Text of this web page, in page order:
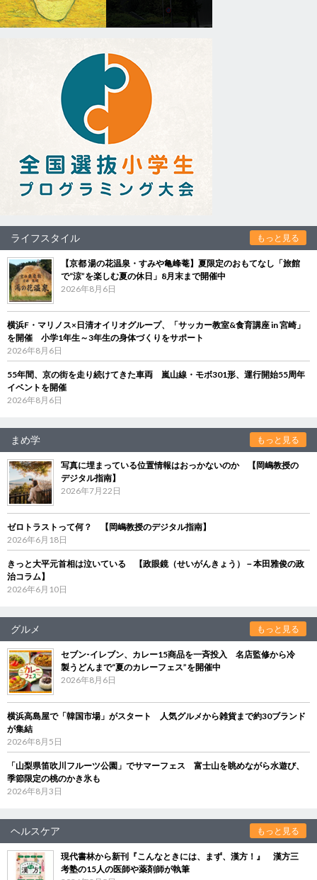
ライフスタイル もっと見る
【京都 湯の花温泉・すみや亀峰菴】夏限定のおもてなし「旅館
で“涼”を楽しむ夏の休日」8月末まで開催中
2026年8月6日
横浜F・マリノス×日清オイリオグループ、「サッカー教室&食育講座 in 宮崎」
を開催 小学1年生～3年生の身体づくりをサポート
2026年8月6日
55年間、京の街を走り続けてきた車両 嵐山線・モボ301形、運行開始55周年
イベントを開催
2026年8月6日
まめ学 もっと見る
写真に埋まっている位置情報はおっかないのか 【岡嶋教授の
デジタル指南】
2026年7月22日
ゼロトラストって何？ 【岡嶋教授のデジタル指南】
2026年6月18日
きっと大平元首相は泣いている 【政眼鏡（せいがんきょう）－本田雅俊の政
治コラム】
2026年6月10日
グルメ もっと見る
セブン‐イレブン、カレー15商品を一斉投入 名店監修から冷
製うどんまで“夏のカレーフェス”を開催中
2026年8月6日
横浜高島屋で「韓国市場」がスタート 人気グルメから雑貨まで約30ブランド
が集結
2026年8月5日
「山梨県笛吹川フルーツ公園」でサマーフェス 富士山を眺めながら水遊び、
季節限定の桃のかき氷も
2026年8月3日
ヘルスケア もっと見る
現代書林から新刊『こんなときには、まず、漢方！』 漢方三
考塾の15人の医師や薬剤師が執筆